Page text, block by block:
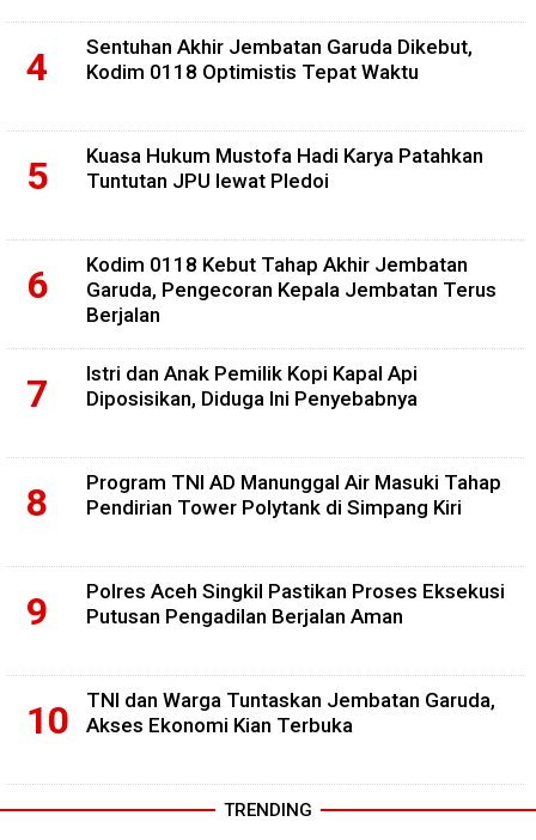
Sentuhan Akhir Jembatan Garuda Dikebut,
Kodim 0118 Optimistis Tepat Waktu
Kuasa Hukum Mustofa Hadi Karya Patahkan
Tuntutan JPU lewat Pledoi
Kodim 0118 Kebut Tahap Akhir Jembatan
Garuda, Pengecoran Kepala Jembatan Terus
Berjalan
Istri dan Anak Pemilik Kopi Kapal Api
Diposisikan, Diduga Ini Penyebabnya
Program TNI AD Manunggal Air Masuki Tahap
Pendirian Tower Polytank di Simpang Kiri
Polres Aceh Singkil Pastikan Proses Eksekusi
Putusan Pengadilan Berjalan Aman
TNI dan Warga Tuntaskan Jembatan Garuda,
Akses Ekonomi Kian Terbuka
TRENDING